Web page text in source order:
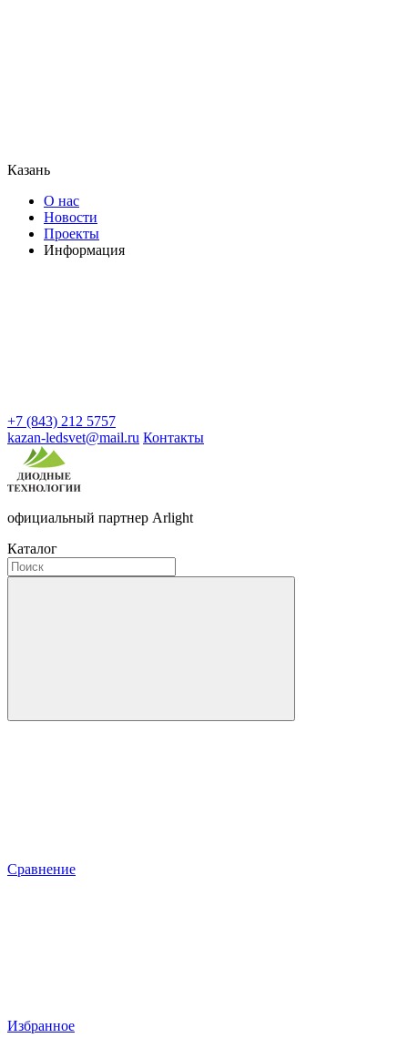
Казань
О нас
Новости
Проекты
Информация
+7 (843) 212 5757
kazan-ledsvet@mail.ru Контакты
официальный партнер Arlight
Каталог
Сравнение
Избранное